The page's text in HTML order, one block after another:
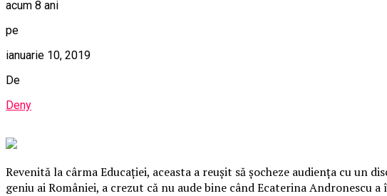
acum 8 ani
pe
ianuarie 10, 2019
De
Deny
Revenită la cârma Educaţiei, aceasta a reuşit să şocheze audienţa cu
geniu ai României, a crezut că nu aude bine când Ecaterina Andronescu